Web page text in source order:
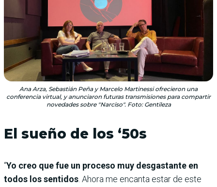
Ana Arza, Sebastián Peña y Marcelo Martinessi ofrecieron una
conferencia virtual, y anunciaron futuras transmisiones para compartir
novedades sobre "Narciso". Foto: Gentileza
El sueño de los ‘50s
“Yo creo que fue un proceso muy desgastante en
todos los sentidos . Ahora me encanta estar de este